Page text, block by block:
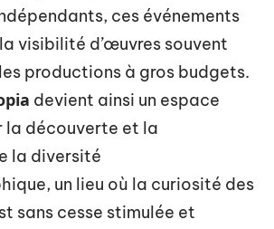
ces événements
visibilité d’œuvres souvent
productions à gros budgets.
devient ainsi un espace
la découverte et la
la diversité
un lieu où la curiosité des
sans cesse stimulée et